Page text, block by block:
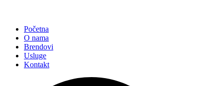
Početna
O nama
Brendovi
Usluge
Kontakt